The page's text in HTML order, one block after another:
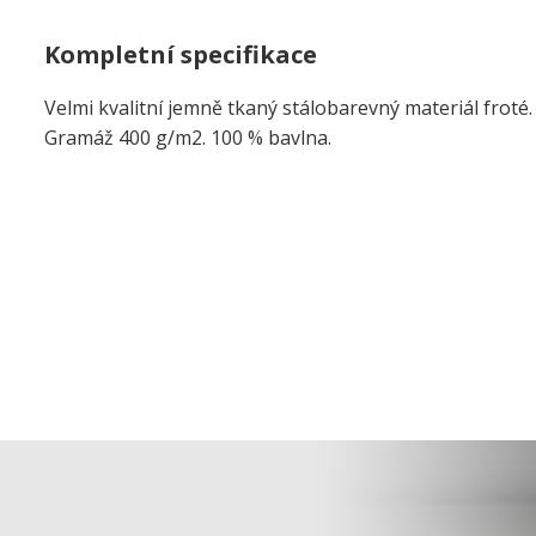
Kompletní specifikace
Velmi kvalitní jemně tkaný stálobarevný materiál froté.
Gramáž 400 g/m2. 100 % bavlna.